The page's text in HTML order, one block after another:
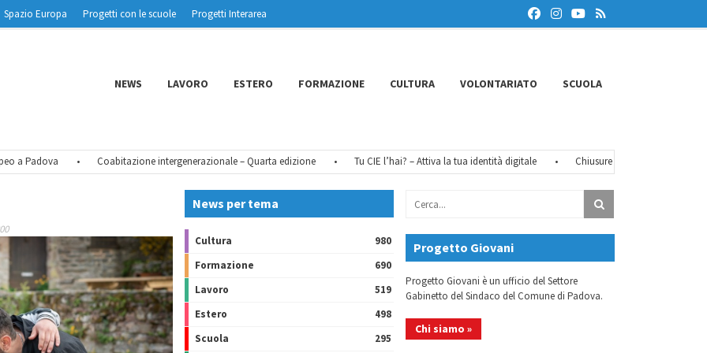
Spazio Europa Progetti con le scuole
Progetti Interarea
NEWS LAVORO ESTERO FORMAZIONE CULTURA VOLONTARIATO SCUOLA
Padova • Coabitazione intergenerazionale – Quarta edizione • Tu CIE l’hai? – Attiva la tua identità digitale • Chiusure estive 2026
News per tema
Cultura
980
Formazione
690
Lavoro
519
Estero
498
Scuola
295
Progetto Giovani
Progetto Giovani è un ufficio del Settore
Gabinetto del Sindaco del Comune di Padova.
Chi siamo »